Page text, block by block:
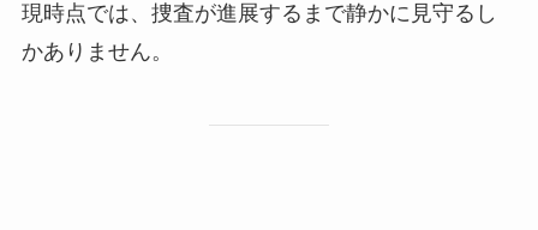
現時点では、捜査が進展するまで静かに見守るし
かありません。